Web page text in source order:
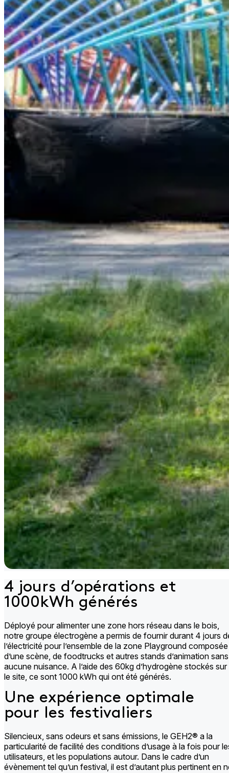
4 jours d’opérations et
1000kWh générés
Déployé pour alimenter une zone hors réseau dans le bois,
notre groupe électrogène a permis de fournir durant 4 jours
l’électricité pour l’ensemble de la zone Playground composée
d’une scène, de foodtrucks et autres stands d’animation sans
aucune nuisance. A l’aide des 60kg d’hydrogène stockés sur
le site, ce sont 1000 kWh qui ont été générés​.
Une expérience optimale
pour les festivaliers
Silencieux, sans odeurs et sans émissions, le GEH2® a la
particularité de facilité des conditions d’usage à la fois pour
utilisateurs, et les populations autour. Dans le cadre d’un
évènement tel qu’un festival, il est d’autant plus pertinent en